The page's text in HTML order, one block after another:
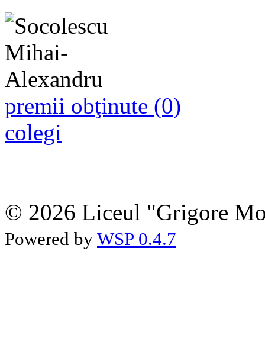
premii obţinute (0)
colegi
© 2026 Liceul "Grigore
Powered by WSP 0.4.7